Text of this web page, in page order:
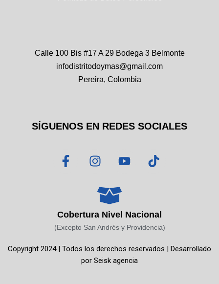
Calle 100 Bis #17 A 29 Bodega 3 Belmonte
infodistritodoymas@gmail.com
Pereira, Colombia
SÍGUENOS EN REDES SOCIALES
F
a
o
o
-
I
n
t
a
g
r
m
Y
o
b
e
T
i
k
Cobertura Nivel Nacional
(Excepto San Andrés y Providencia)
Copyright 2024 | Todos los derechos reservados | Desarrollado
por Seisk agencia